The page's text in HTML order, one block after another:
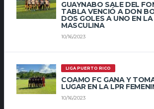
GUAYNABO SALE DEL
TABLA VENCIÓ A DON
DOS GOLES A UNO EN LA
MASCULINA
10/16/2023
LIGA PUERTO RICO
COAMO FC GANA Y
LUGAR EN LA LPR
10/16/2023